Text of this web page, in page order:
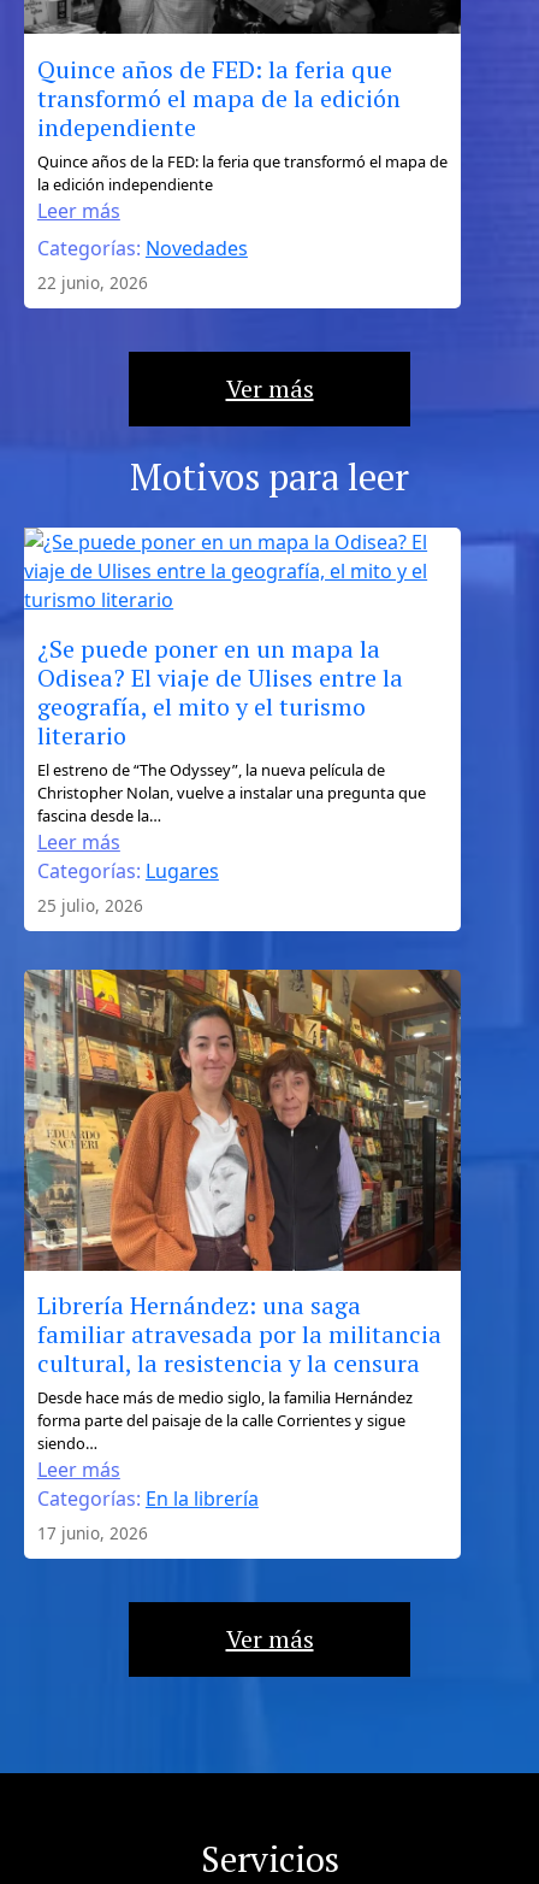
Quince años de FED: la feria que
transformó el mapa de la edición
independiente
Quince años de la FED: la feria que transformó el mapa de
la edición independiente
Leer más
:
Quince
años
de
FED:
la
edición
independiente
Categorías: Novedades
22 junio, 2026
Ver más
Motivos para leer
¿Se puede poner en un mapa la
Odisea? El viaje de Ulises entre la
geografía, el mito y el turismo
literario
El estreno de “The Odyssey”, la nueva película de
Christopher Nolan, vuelve a instalar una pregunta que
fascina desde la…
Leer más
:
¿Se
puede
poner
un
la
Odisea?
El
viaje
de
Ulises
entre
la
geografía,
el
mito
y
el
turismo
literario
Categorías: Lugares
25 julio, 2026
Librería Hernández: una saga
familiar atravesada por la militancia
cultural, la resistencia y la censura
Desde hace más de medio siglo, la familia Hernández
forma parte del paisaje de la calle Corrientes y sigue
siendo…
Leer más
:
Librería
Hernández:
una
familiar
y
Categorías: En la librería
17 junio, 2026
Ver más
Servicios